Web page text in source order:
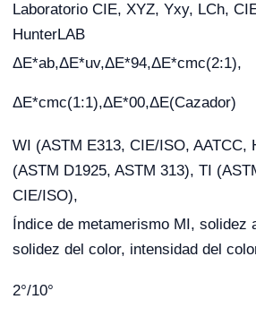
Laboratorio CIE, XYZ, Yxy, LCh,
HunterLAB
ΔE*ab,ΔE*uv,ΔE*94,ΔE*cmc(2:1),
ΔE*cmc(1:1),ΔE*00,ΔE(Cazador)
WI (ASTM E313, CIE/ISO, AATCC,
(ASTM D1925, ASTM 313), TI
CIE/ISO),
Índice de metamerismo MI, solidez
solidez del color, intensidad del
2°/10°